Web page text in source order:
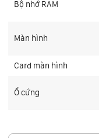
Bộ nhớ RAM
Màn hình
Card màn hình
Ổ cứng